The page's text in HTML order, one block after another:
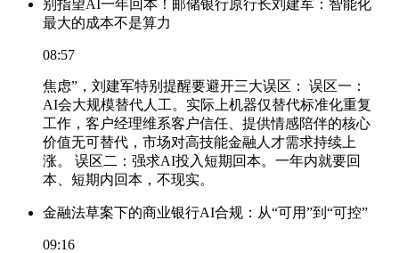
别指望AI一年回本！邮储银行原行长刘建军：智能化
最大的成本不是算力
08:57
焦虑”，刘建军特别提醒要避开三大误区： 误区一：
AI会大规模替代人工。实际上机器仅替代标准化重复
工作，客户经理维系客户信任、提供情感陪伴的核心
价值无可替代，市场对高技能金融人才需求持续上
涨。 误区二：强求AI投入短期回本。一年内就要回
本、短期内回本，不现实。
金融法草案下的商业银行AI合规：从“可用”到“可控”
09:16